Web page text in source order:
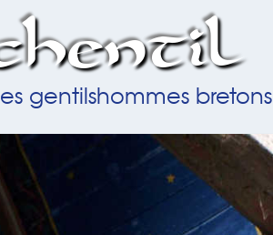
gentilshommes bretons